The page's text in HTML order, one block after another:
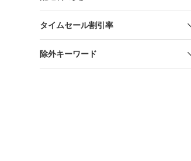
タイムセール割引率
除外キーワード